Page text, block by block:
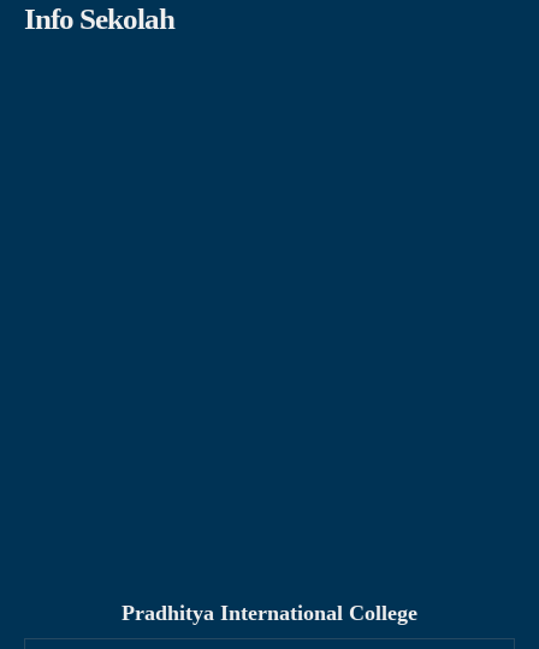
Info Sekolah
Pradhitya International College